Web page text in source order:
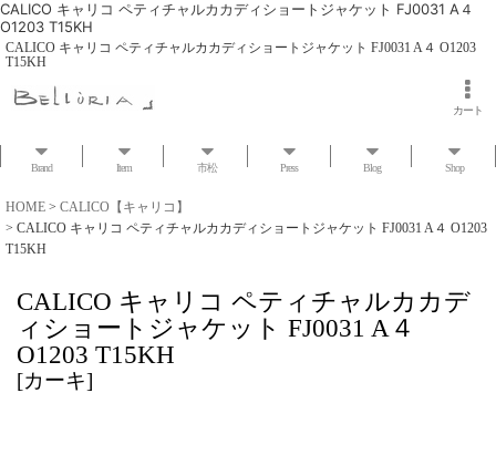
CALICO キャリコ ペティチャルカカディショートジャケット FJ0031 A４
O1203 T15KH
CALICO キャリコ ペティチャルカカディショートジャケット FJ0031 A４ O1203
T15KH
カート
Brand Item 市松 Press Blog Shop
HOME > CALICO【キャリコ】
> CALICO キャリコ ペティチャルカカディショートジャケット FJ0031 A４ O1203
T15KH
CALICO キャリコ ペティチャルカカデ
ィショートジャケット FJ0031 A４
O1203 T15KH
[カーキ]